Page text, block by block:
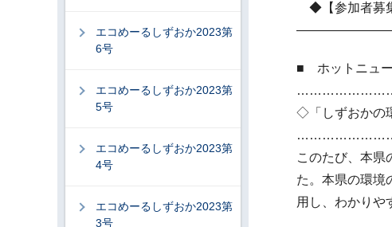
◆【参加者募集
■ ホットニュ
◇「しずおかの
このたび、本県
た。本県の環境
用し、わかりや
エコめーるしずおか2023第
6号
エコめーるしずおか2023第
5号
エコめーるしずおか2023第
4号
エコめーるしずおか2023第
3号